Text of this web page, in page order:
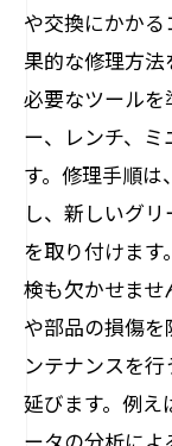
や交換にかか
果的な修理方法
必要なツール
ー、レンチ、
す。修理手順
し、新しいグ
を取り付けま
検も欠かせま
や部品の損傷
ンテナンスを
延びます。例